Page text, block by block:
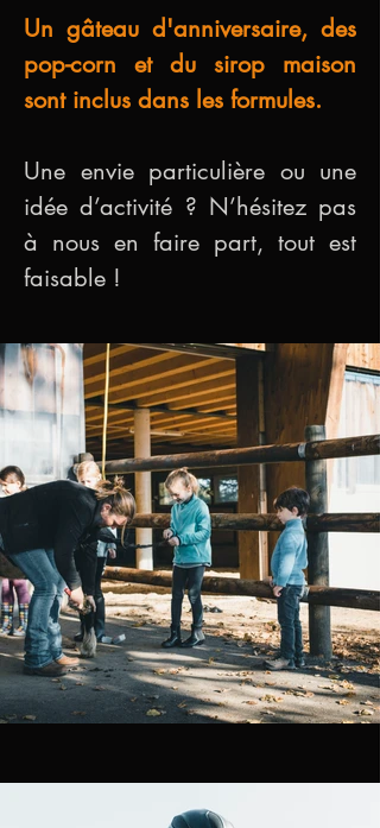
Un gâteau d'anniversaire, des
pop-corn et du sirop maison
sont inclus dans les formules.
Une envie particulière ou une
idée d’activité ? N’hésitez pas
à nous en faire part, tout est
faisable !